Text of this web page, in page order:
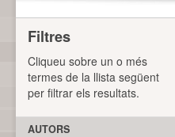
Filtres
Cliqueu sobre un o més
termes de la llista següent
per filtrar els resultats.
AUTORS